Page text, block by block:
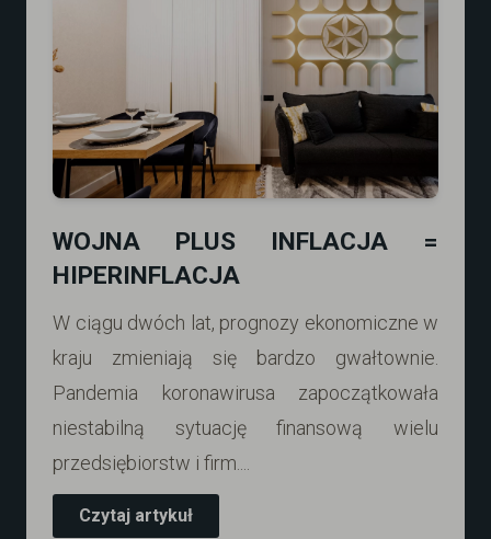
WOJNA PLUS INFLACJA =
HIPERINFLACJA
W ciągu dwóch lat, prognozy ekonomiczne w
kraju zmieniają się bardzo gwałtownie.
Pandemia koronawirusa zapoczątkowała
niestabilną sytuację finansową wielu
przedsiębiorstw i firm....
Czytaj artykuł